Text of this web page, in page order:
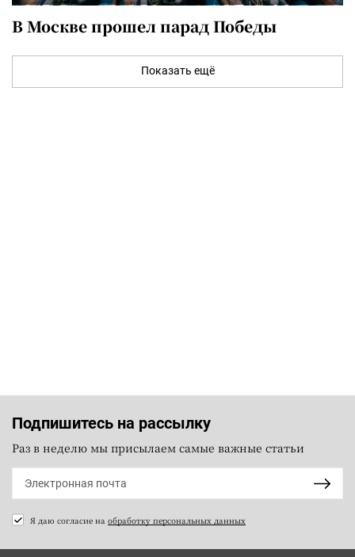
В Москве прошел парад Победы
Показать ещё
Подпишитесь на рассылку
Раз в неделю мы присылаем самые важные статьи
Я даю согласие на обработку персональных данных